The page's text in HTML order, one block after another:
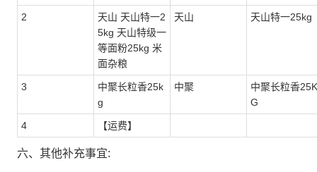
2
天山 天山特一2
5kg 天山特级一
等面粉25kg 米
面杂粮
天山 天山特一25kg
3
中聚长粒香25k
g
中聚
中聚长粒香25K
G
4 【运费】
六、其他补充事宜: